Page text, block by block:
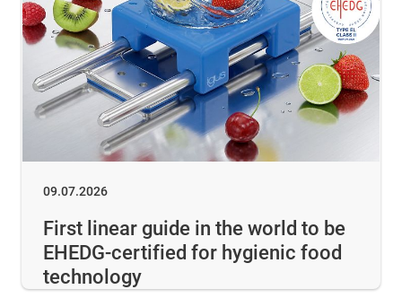
09.07.2026
First linear guide in the world to be
EHEDG-certified for hygienic food
technology